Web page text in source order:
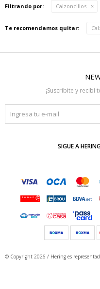
Filtrando por: Calzoncillos
Te recomendamos quitar:
¡Suscribite y recibí
SIGUE A
© Copyright 2026 / Hering es